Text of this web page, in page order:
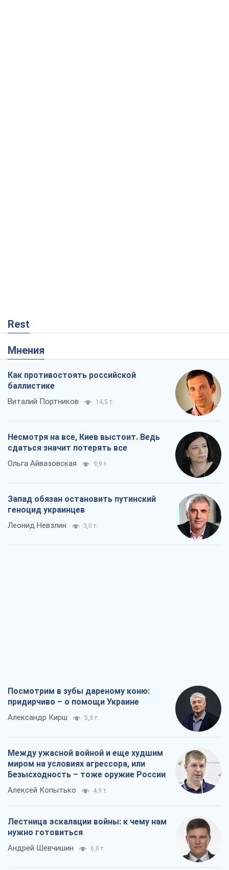
Rest
Мнения
Как противостоять российской
баллистике
Виталий Портников 14,5 т.
Несмотря на все, Киев выстоит. Ведь
сдаться значит потерять все
Ольга Айвазовская 9,9 т.
Запад обязан остановить путинский
геноцид украинцев
Леонид Невзлин 3,0 т.
Посмотрим в зубы дареному коню:
придирчиво – о помощи Украине
Александр Кирш 5,3 т.
Между ужасной войной и еще худшим
миром на условиях агрессора, или
Безысходность – тоже оружие России
Алексей Копытько 4,9 т.
Лестница эскалации войны: к чему нам
нужно готовиться
Андрей Шевчишин 6,0 т.